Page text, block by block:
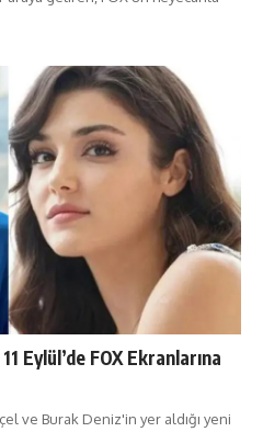
Eylül’de FOX Ekranlarına
ve Burak Deniz'in yer aldığı yeni